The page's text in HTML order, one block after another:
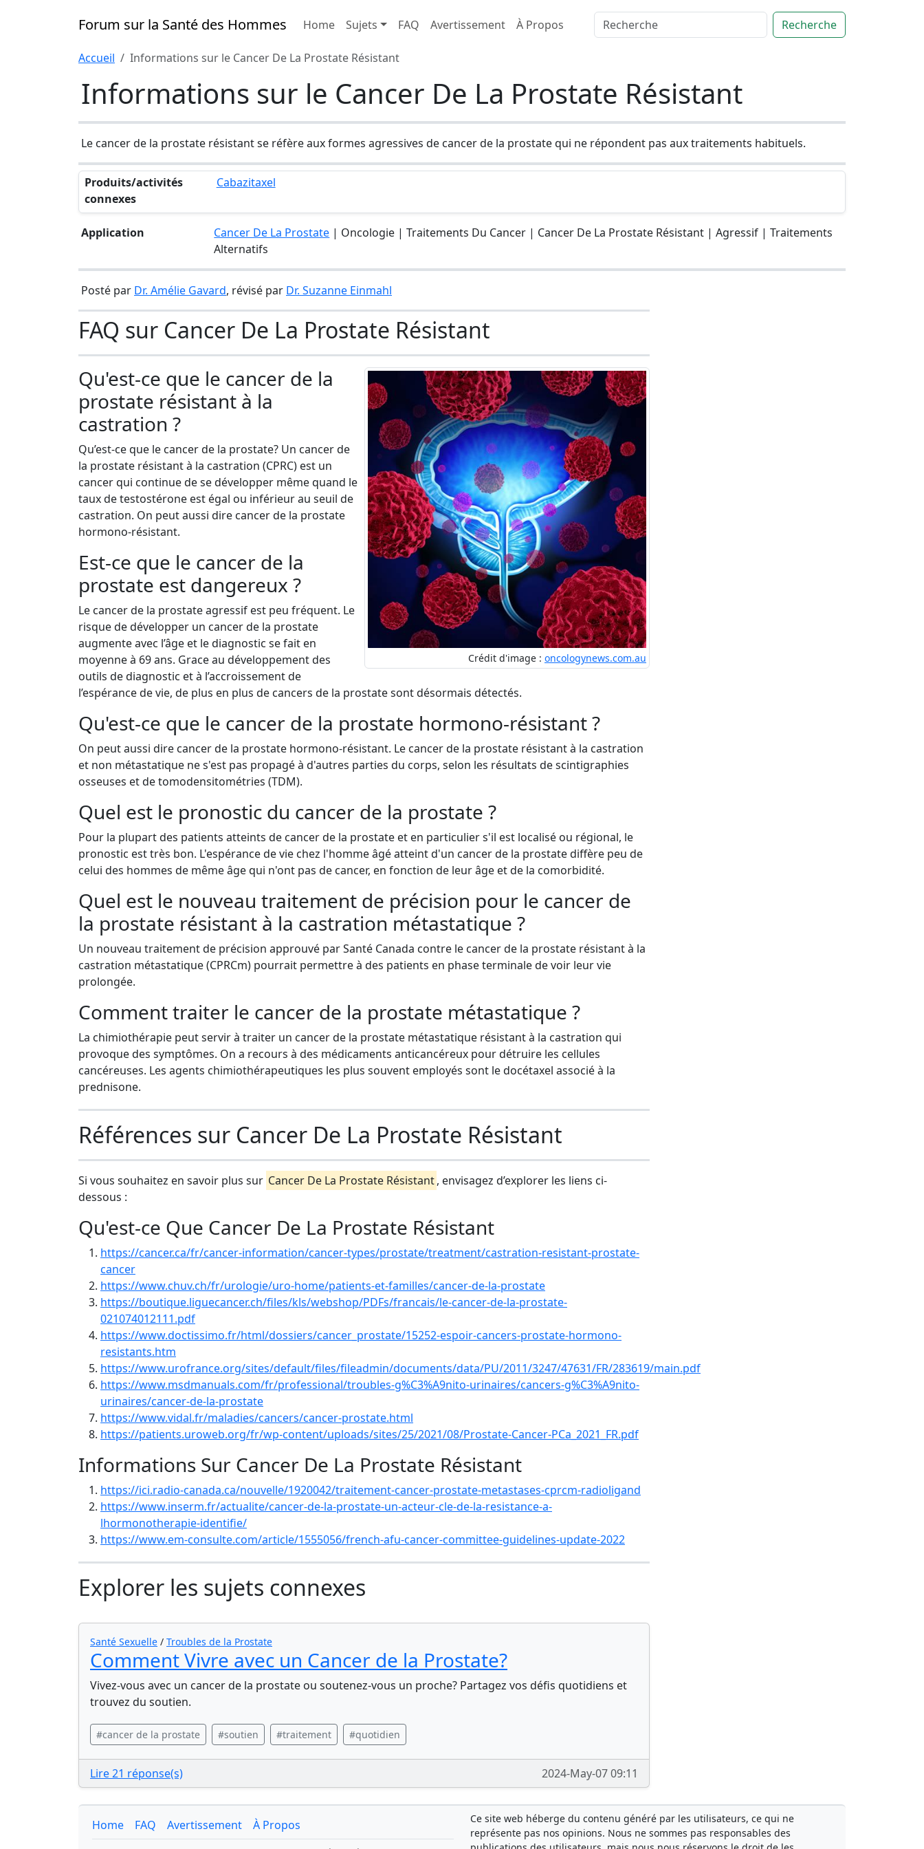
Forum sur la Santé des Hommes Home Sujets FAQ Avertissement À Propos Recherche
Accueil Informations sur le Cancer De La Prostate Résistant
Informations sur le Cancer De La Prostate Résistant
Le cancer de la prostate résistant se réfère aux formes agressives de cancer de la prostate qui ne répondent pas aux traitements habituels.
Produits/activités
connexes
Cabazitaxel
Application Cancer De La Prostate | Oncologie | Traitements Du Cancer | Cancer De La Prostate Résistant | Agressif | Traitements
Alternatifs
Posté par Dr. Amélie Gavard, révisé par Dr. Suzanne Einmahl
FAQ sur Cancer De La Prostate Résistant
Crédit d'image : oncologynews.com.au
Qu'est-ce que le cancer de la
prostate résistant à la
castration ?
Qu’est-ce que le cancer de la prostate? Un cancer de
la prostate résistant à la castration (CPRC) est un
cancer qui continue de se développer même quand le
taux de testostérone est égal ou inférieur au seuil de
castration. On peut aussi dire cancer de la prostate
hormono-résistant.
Est-ce que le cancer de la
prostate est dangereux ?
Le cancer de la prostate agressif est peu fréquent. Le
risque de développer un cancer de la prostate
augmente avec l’âge et le diagnostic se fait en
moyenne à 69 ans. Grace au développement des
outils de diagnostic et à l’accroissement de
l’espérance de vie, de plus en plus de cancers de la prostate sont désormais détectés.
Qu'est-ce que le cancer de la prostate hormono-résistant ?
On peut aussi dire cancer de la prostate hormono-résistant. Le cancer de la prostate résistant à la castration
et non métastatique ne s'est pas propagé à d'autres parties du corps, selon les résultats de scintigraphies
osseuses et de tomodensitométries (TDM).
Quel est le pronostic du cancer de la prostate ?
Pour la plupart des patients atteints de cancer de la prostate et en particulier s'il est localisé ou régional, le
pronostic est très bon. L'espérance de vie chez l'homme âgé atteint d'un cancer de la prostate diffère peu de
celui des hommes de même âge qui n'ont pas de cancer, en fonction de leur âge et de la comorbidité.
Quel est le nouveau traitement de précision pour le cancer de
la prostate résistant à la castration métastatique ?
Un nouveau traitement de précision approuvé par Santé Canada contre le cancer de la prostate résistant à la
castration métastatique (CPRCm) pourrait permettre à des patients en phase terminale de voir leur vie
prolongée.
Comment traiter le cancer de la prostate métastatique ?
La chimiothérapie peut servir à traiter un cancer de la prostate métastatique résistant à la castration qui
provoque des symptômes. On a recours à des médicaments anticancéreux pour détruire les cellules
cancéreuses. Les agents chimiothérapeutiques les plus souvent employés sont le docétaxel associé à la
prednisone.
Références sur Cancer De La Prostate Résistant
Si vous souhaitez en savoir plus sur Cancer De La Prostate Résistant, envisagez d’explorer les liens ci-
dessous :
Qu'est-ce Que Cancer De La Prostate Résistant
https://cancer.ca/fr/cancer-information/cancer-types/prostate/treatment/castration-resistant-prostate-
cancer
https://www.chuv.ch/fr/urologie/uro-home/patients-et-familles/cancer-de-la-prostate
https://boutique.liguecancer.ch/files/kls/webshop/PDFs/francais/le-cancer-de-la-prostate-
021074012111.pdf
https://www.doctissimo.fr/html/dossiers/cancer_prostate/15252-espoir-cancers-prostate-hormono-
resistants.htm
https://www.urofrance.org/sites/default/files/fileadmin/documents/data/PU/2011/3247/47631/FR/283619/main.pdf
https://www.msdmanuals.com/fr/professional/troubles-g%C3%A9nito-urinaires/cancers-g%C3%A9nito-
urinaires/cancer-de-la-prostate
https://www.vidal.fr/maladies/cancers/cancer-prostate.html
https://patients.uroweb.org/fr/wp-content/uploads/sites/25/2021/08/Prostate-Cancer-PCa_2021_FR.pdf
Informations Sur Cancer De La Prostate Résistant
https://ici.radio-canada.ca/nouvelle/1920042/traitement-cancer-prostate-metastases-cprcm-radioligand
https://www.inserm.fr/actualite/cancer-de-la-prostate-un-acteur-cle-de-la-resistance-a-
lhormonotherapie-identifie/
https://www.em-consulte.com/article/1555056/french-afu-cancer-committee-guidelines-update-2022
Explorer les sujets connexes
Santé Sexuelle / Troubles de la Prostate
Comment Vivre avec un Cancer de la Prostate?
Vivez-vous avec un cancer de la prostate ou soutenez-vous un proche? Partagez vos défis quotidiens et
trouvez du soutien.
#cancer de la prostate #soutien #traitement #quotidien
Lire 21 réponse(s) 2024-May-07 09:11
Home FAQ Avertissement
À Propos
Ce site web héberge du contenu généré par les utilisateurs, ce qui ne
représente pas nos opinions. Nous ne sommes pas responsables des